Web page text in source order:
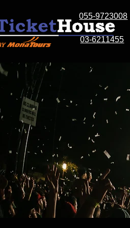
055-9723008
03-6211455